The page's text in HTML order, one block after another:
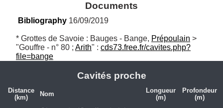
Documents
Bibliography 16/09/2019
* Grottes de Savoie : Bauges - Bange, Prépoulain >
"Gouffre - n° 80 ; Arith" : cds73.free.fr/cavites.php?
file=bange
Cavités proche
Distance
(km)
Nom
Longueur
(m)
Profondeur
(m)